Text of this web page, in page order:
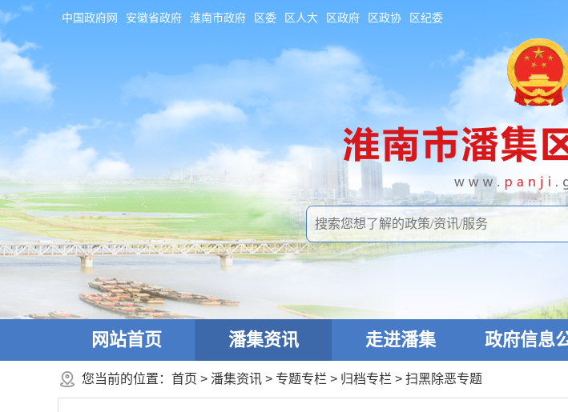
中国政府网 安徽省政府 淮南市政府 区委 区人大 区政府 区政协 区纪委
网站首页 潘集资讯 走进潘集 政府信息
您当前的位置： 首页 > 潘集资讯 > 专题专栏 > 归档专栏 > 扫黑除恶专题